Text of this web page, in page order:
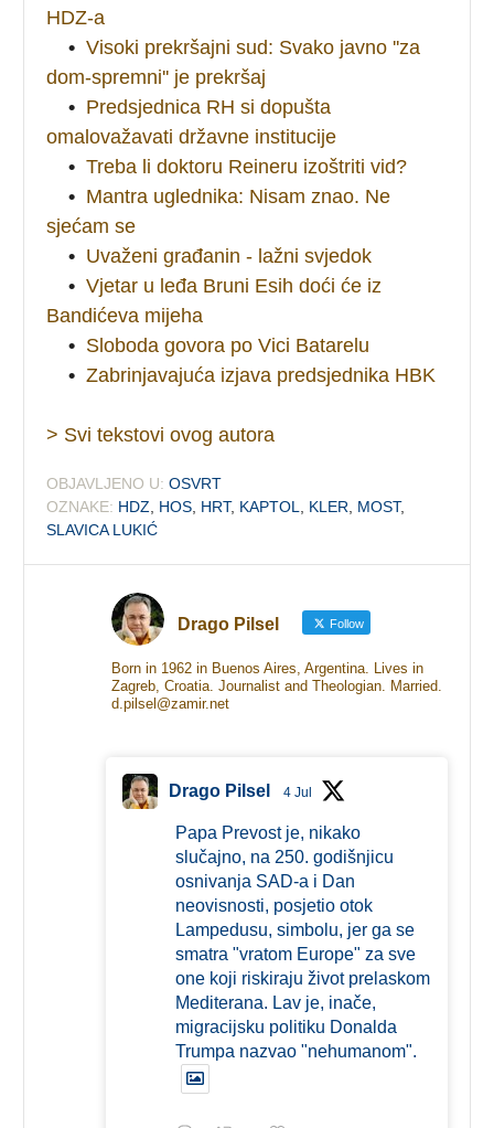
HDZ-a
• Visoki prekršajni sud: Svako javno ''za
dom-spremni'' je prekršaj
• Predsjednica RH si dopušta
omalovažavati državne institucije
• Treba li doktoru Reineru izoštriti vid?
• Mantra uglednika: Nisam znao. Ne
sjećam se
• Uvaženi građanin - lažni svjedok
• Vjetar u leđa Bruni Esih doći će iz
Bandićeva mijeha
• Sloboda govora po Vici Batarelu
• Zabrinjavajuća izjava predsjednika HBK
> Svi tekstovi ovog autora
OBJAVLJENO U: OSVRT
OZNAKE: HDZ HOS HRT, KAPTOL KLER MOST,
SLAVICA LUKIĆ
Drago Pilsel Follow
Born in 1962 in Buenos Aires, Argentina. Lives in
Zagreb, Croatia. Journalist and Theologian. Married.
d.pilsel@zamir.net
Drago Pilsel 4 Jul
Papa Prevost je, nikako
slučajno, na 250. godišnjicu
osnivanja SAD-a i Dan
neovisnosti, posjetio otok
Lampedusu, simbolu, jer ga se
smatra "vratom Europe" za sve
one koji riskiraju život prelaskom
Mediterana. Lav je, inače,
migracijsku politiku Donalda
Trumpa nazvao "nehumanom".